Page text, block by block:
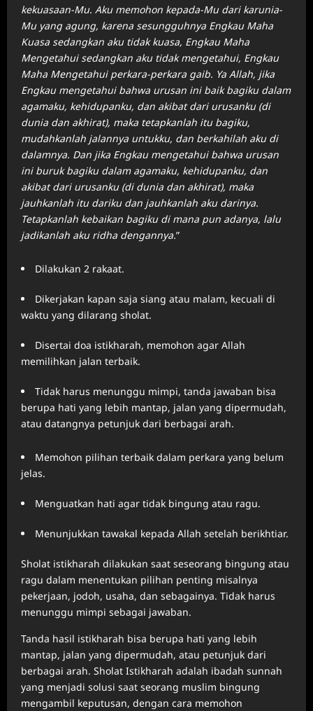
kekuasaan-Mu. Aku memohon kepada-Mu dari karunia-
Mu yang agung, karena sesungguhnya Engkau Maha
Kuasa sedangkan aku tidak kuasa, Engkau Maha
Mengetahui sedangkan aku tidak mengetahui, Engkau
Maha Mengetahui perkara-perkara gaib. Ya Allah, jika
Engkau mengetahui bahwa urusan ini baik bagiku dalam
agamaku, kehidupanku, dan akibat dari urusanku (di
dunia dan akhirat), maka tetapkanlah itu bagiku,
mudahkanlah jalannya untukku, dan berkahilah aku di
dalamnya. Dan jika Engkau mengetahui bahwa urusan
ini buruk bagiku dalam agamaku, kehidupanku, dan
akibat dari urusanku (di dunia dan akhirat), maka
jauhkanlah itu dariku dan jauhkanlah aku darinya.
Tetapkanlah kebaikan bagiku di mana pun adanya, lalu
jadikanlah aku ridha dengannya.”
Dilakukan 2 rakaat.
Dikerjakan kapan saja siang atau malam, kecuali di
waktu yang dilarang sholat.
Disertai doa istikharah, memohon agar Allah
memilihkan jalan terbaik.
Tidak harus menunggu mimpi, tanda jawaban bisa
berupa hati yang lebih mantap, jalan yang dipermudah,
atau datangnya petunjuk dari berbagai arah.
Memohon pilihan terbaik dalam perkara yang belum
jelas.
Menguatkan hati agar tidak bingung atau ragu.
Menunjukkan tawakal kepada Allah setelah berikhtiar.
Sholat istikharah dilakukan saat seseorang bingung atau
ragu dalam menentukan pilihan penting misalnya
pekerjaan, jodoh, usaha, dan sebagainya. Tidak harus
menunggu mimpi sebagai jawaban.
Tanda hasil istikharah bisa berupa hati yang lebih
mantap, jalan yang dipermudah, atau petunjuk dari
berbagai arah. Sholat Istikharah adalah ibadah sunnah
yang menjadi solusi saat seorang muslim bingung
mengambil keputusan, dengan cara memohon